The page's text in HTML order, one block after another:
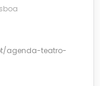
agenda-teatro-